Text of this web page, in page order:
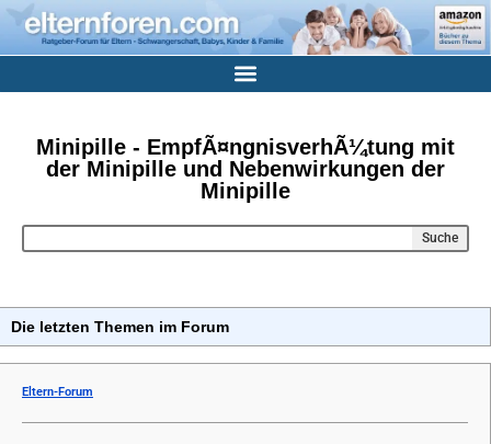
Minipille - EmpfÃ¤ngnisverhÃ¼tung mit
der Minipille und Nebenwirkungen der
Minipille
Suche
Die letzten Themen im Forum
Eltern-Forum